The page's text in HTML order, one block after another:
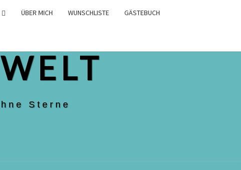
ÜBER MICH WUNSCHLISTE GÄSTEBUCH
Sterne